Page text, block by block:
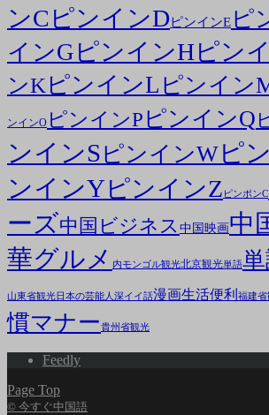
ンC ピンインDピンインE ピ
インG ピンインHピン
ンK ピンインL ピンイン
ンインO ピンインP ピンインQ
ンインSピンインWピ
ンインYピンインZ ピンポンC
ーズ中国ビジネス 中国映画中
華グルメ
内モンゴル観光北京観光単語
山東省観光日本の芸能人 深イイ話漫画生活便利 福建省
慣マナー貴州省観光
Feedly
Page Top
© 今すぐ中国語